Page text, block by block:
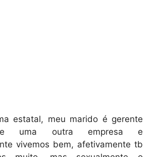
estatal, meu marido é gerente
uma outra empresa e
vivemos bem, afetivamente tb